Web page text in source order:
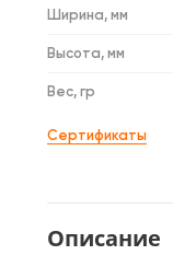
Ширина, мм
Высота, мм
Вес, гр
Сертификаты
Описание